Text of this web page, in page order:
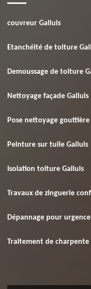
couvreur Galluis
Etanchéité de toiture
Demoussage de toiture
Nettoyage façade Galluis
Pose nettoyage gouttière
Peinture sur tuile Galluis
Isolation toiture Galluis
Travaux de zinguerie
Dépannage pour
Traitement de charpente